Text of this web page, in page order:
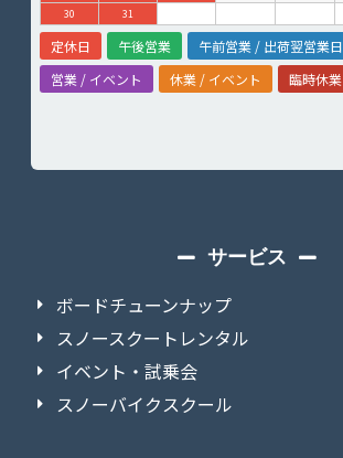
30
31
定休日 午後営業
午前営業 / 出荷翌営業日
営業 / イベント
休業 / イベント 臨時休業
サービス
ボードチューンナップ
スノースクートレンタル
イベント・試乗会
スノーバイクスクール